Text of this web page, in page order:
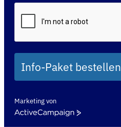
Info-Paket bestellen
Marketing von
ActiveCampaign